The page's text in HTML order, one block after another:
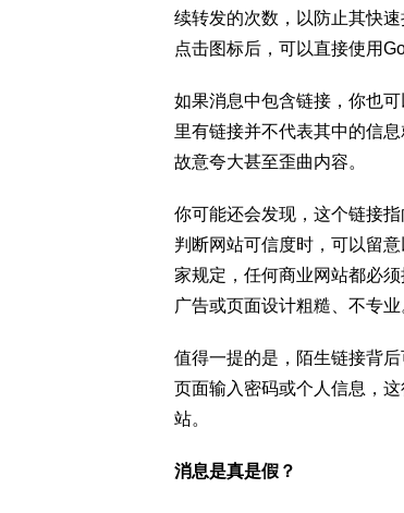
续转发的次数，以防止其快
点击图标后，可以直接使用
如果消息中包含链接，你也
里有链接并不代表其中的信
故意夸大甚至歪曲内容。
你可能还会发现，这个链接
判断网站可信度时，可以留
家规定，任何商业网站都必
广告或页面设计粗糙、不专业
值得一提的是，陌生链接背
页面输入密码或个人信息，
站。
消息是真是假？